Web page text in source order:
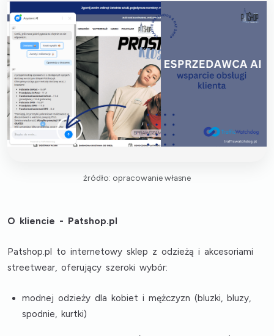
źródło: opracowanie własne
O kliencie - Patshop.pl
Patshop.pl to internetowy sklep z odzieżą i akcesoriami
streetwear, oferujący szeroki wybór:
modnej odzieży dla kobiet i mężczyzn (bluzki, bluzy,
spodnie, kurtki)